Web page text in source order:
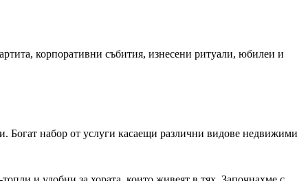
корпоративни събития, изнесени ритуали, юбилеи и
набор от услуги касаещи различни видове недвижими